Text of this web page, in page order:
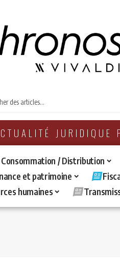
JURIDIQUE
/ Distribution
et patrimoine
humaines